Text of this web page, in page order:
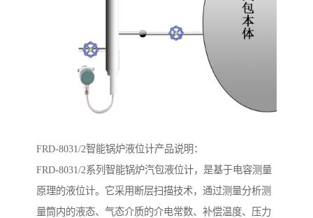
FRD-8031/2智能锅炉液位计产品说明：
FRD-8031/2系列智能锅炉汽包液位计，是基于电容测量
原理的液位计。它采用断层扫描技术，通过测量分析测
量筒内的液态、气态介质的介电常数、补偿温度、压力